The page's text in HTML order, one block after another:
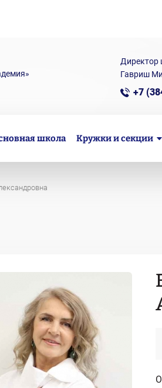
Директор
Гавриш
+7
школа Кружки и секции